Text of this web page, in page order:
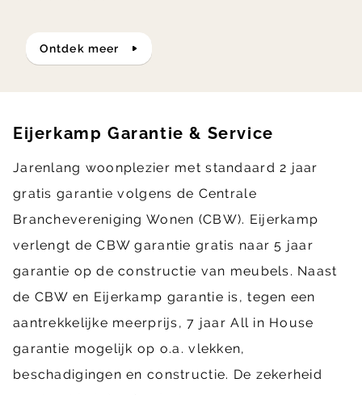
ontdek meer
Eijerkamp Garantie & Service
Jarenlang woonplezier met standaard 2 jaar
gratis garantie volgens de Centrale
Branchevereniging Wonen (CBW). Eijerkamp
verlengt de CBW garantie gratis naar 5 jaar
garantie op de constructie van meubels. Naast
de CBW en Eijerkamp garantie is, tegen een
aantrekkelijke meerprijs, 7 jaar All in House
garantie mogelijk op o.a. vlekken,
beschadigingen en constructie. De zekerheid